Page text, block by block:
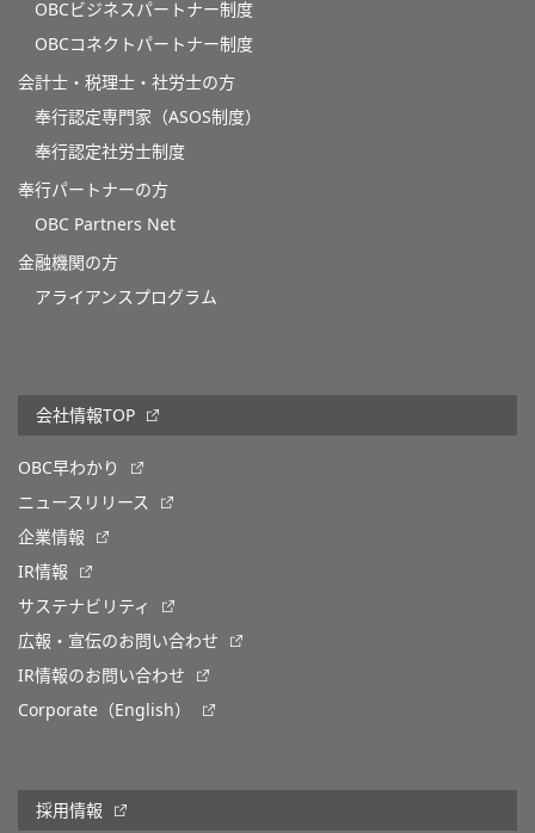
OBCビジネスパートナー制度
OBCコネクトパートナー制度
会計士・税理士・社労士の方
奉行認定専門家（ASOS制度）
奉行認定社労士制度
奉行パートナーの方
OBC Partners Net
金融機関の方
アライアンスプログラム
会社情報TOP
OBC早わかり
ニュースリリース
企業情報
IR情報
サステナビリティ
広報・宣伝のお問い合わせ
IR情報のお問い合わせ
Corporate（English）
採用情報